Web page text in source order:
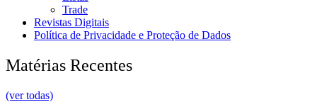
Trade
Revistas Digitais
Política de Privacidade e Proteção de Dados
Matérias Recentes
(ver todas)